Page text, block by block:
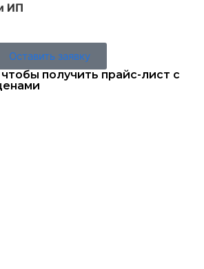
ИП
Оставить заявку
получить прайс-лист с